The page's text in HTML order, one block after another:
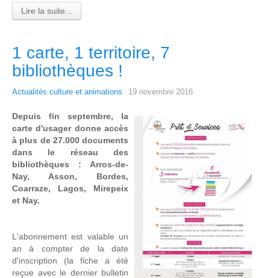
Lire la suite...
1 carte, 1 territoire, 7
bibliothèques !
Actualités culture et animations 19 novembre 2016
Depuis fin septembre, la
carte d'usager donne accès
à plus de 27.000 documents
dans le réseau des
bibliothèques : Arros-de-
Nay, Asson, Bordes,
Coarraze, Lagos, Mirepeix
et Nay.
L'abonnement est valable un
an à compter de la date
d'inscription (la fiche a été
reçue avec le dernier bulletin